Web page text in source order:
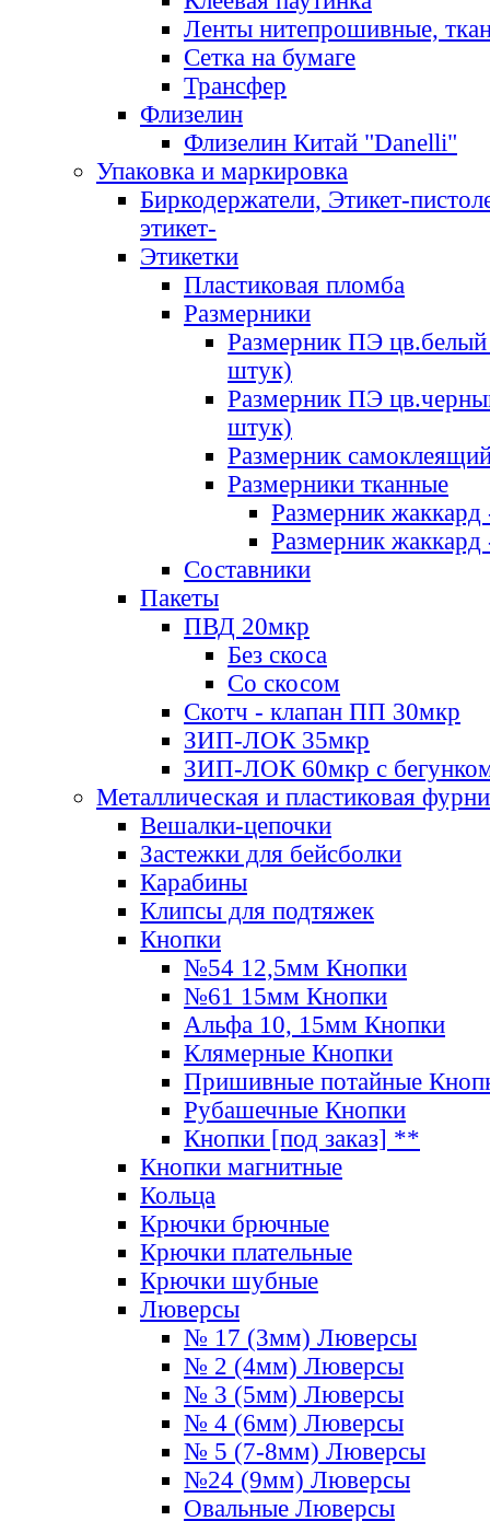
Ленты нитепрошивные,
Сетка на бумаге
Трансфер
Флизелин
Флизелин Китай "Danelli"
Упаковка и маркировка
Биркодержатели, Этикет-
этикет-
Этикетки
Пластиковая пломба
Размерники
Размерник ПЭ цв.белый
штук)
Размерник ПЭ
штук)
Размерник
Размерники тканные
Размерник
Размерник
Составники
Пакеты
ПВД 20мкр
Без скоса
Со скосом
Скотч - клапан ПП 30мкр
ЗИП-ЛОК 35мкр
ЗИП-ЛОК 60мкр с
Металлическая и пластиковая
Вешалки-цепочки
Застежки для бейсболки
Карабины
Клипсы для подтяжек
Кнопки
№54 12,5мм Кнопки
№61 15мм Кнопки
Альфа 10, 15мм Кнопки
Клямерные Кнопки
Пришивные потайные
Рубашечные Кнопки
Кнопки [под заказ] **
Кнопки магнитные
Кольца
Крючки брючные
Крючки плательные
Крючки шубные
Люверсы
№ 17 (3мм) Люверсы
№ 2 (4мм) Люверсы
№ 3 (5мм) Люверсы
№ 4 (6мм) Люверсы
№ 5 (7-8мм) Люверсы
№24 (9мм) Люверсы
Овальные Люверсы